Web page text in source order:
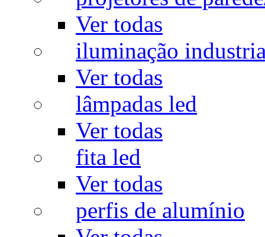
Ver todas
iluminação
Ver todas
lâmpadas led
Ver todas
fita led
Ver todas
perfis de alumínio